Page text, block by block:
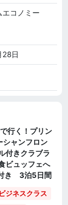
エコノミー
日
行く！プリン
シャンフロン
付きクラブラ
ビュッフェへ
き 3泊5日間
ビジネスクラス